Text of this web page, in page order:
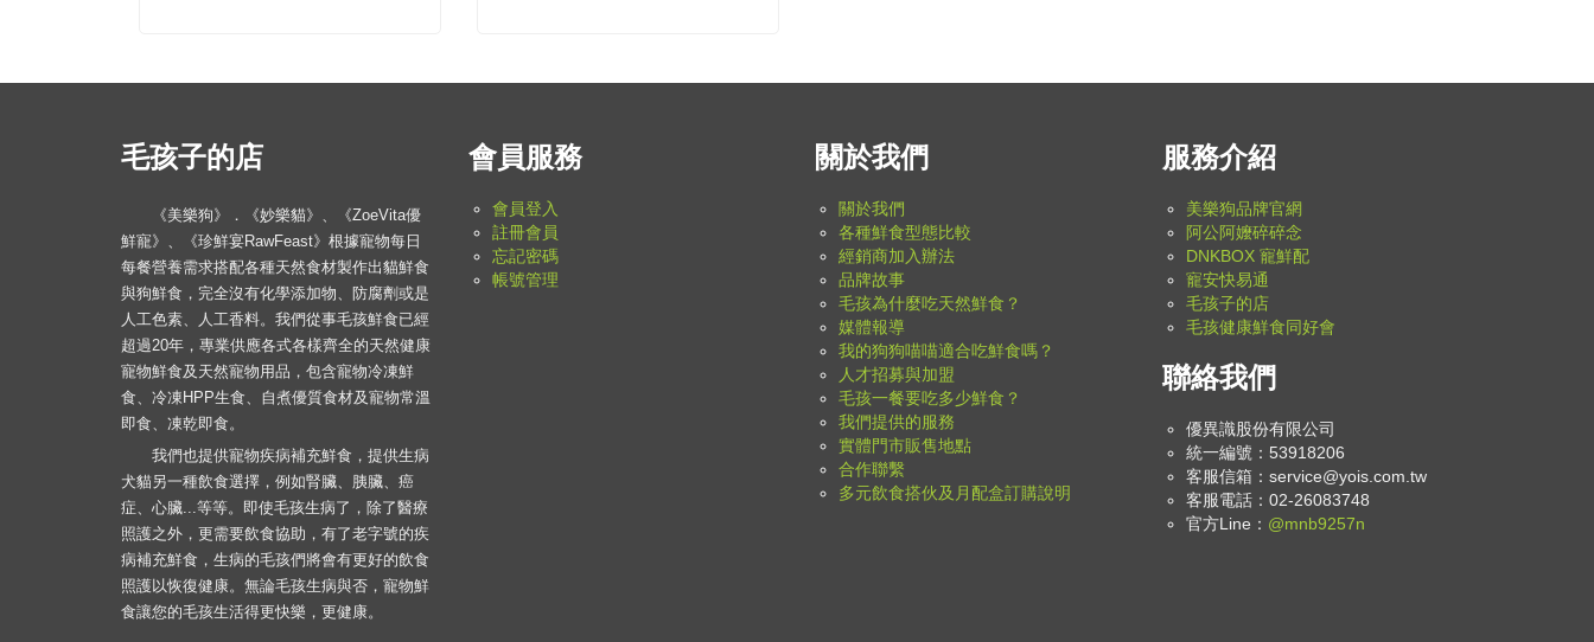
毛孩子的店
《美樂狗》．《妙樂貓》、《ZoeVita優
鮮寵》、《珍鮮宴RawFeast》根據寵物每日
每餐營養需求搭配各種天然食材製作出貓鮮食
與狗鮮食，完全沒有化學添加物、防腐劑或是
人工色素、人工香料。我們從事毛孩鮮食已經
超過20年，專業供應各式各樣齊全的天然健康
寵物鮮食及天然寵物用品，包含寵物冷凍鮮
食、冷凍HPP生食、自煮優質食材及寵物常溫
即食、凍乾即食。
我們也提供寵物疾病補充鮮食，提供生病
犬貓另一種飲食選擇，例如腎臟、胰臟、癌
症、心臟...等等。即使毛孩生病了，除了醫療
照護之外，更需要飲食協助，有了老字號的疾
病補充鮮食，生病的毛孩們將會有更好的飲食
照護以恢復健康。無論毛孩生病與否，寵物鮮
食讓您的毛孩生活得更快樂，更健康。
會員服務
會員登入
註冊會員
忘記密碼
帳號管理
關於我們
關於我們
各種鮮食型態比較
經銷商加入辦法
品牌故事
毛孩為什麼吃天然鮮食？
媒體報導
我的狗狗喵喵適合吃鮮食嗎？
人才招募與加盟
毛孩一餐要吃多少鮮食？
我們提供的服務
實體門市販售地點
合作聯繫
多元飲食搭伙及月配盒訂購說明
服務介紹
美樂狗品牌官網
阿公阿嬤碎碎念
DNKBOX 寵鮮配
寵安快易通
毛孩子的店
毛孩健康鮮食同好會
聯絡我們
優異識股份有限公司
統一編號：53918206
客服信箱： service@yois.com.tw
客服電話：02-26083748
官方Line： @mnb9257n